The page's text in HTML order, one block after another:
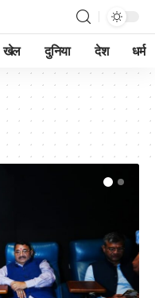
खेल दुनिया देश धर्म